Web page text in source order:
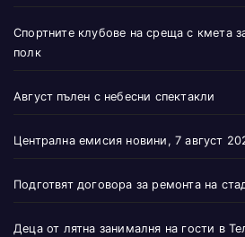
Спортните клубове на среща с кмета
полк
Август пълен с небесни спектакли
Централна емисия новини, 7 август
Подготвят договора за ремонта на
Деца от лятна занималня на гости в